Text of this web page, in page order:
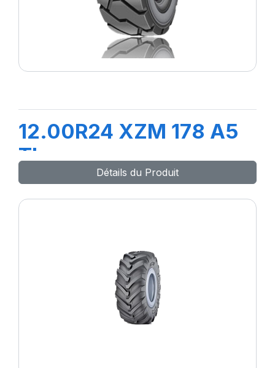
12.00R24 XZM 178 A5
TL
Détails du Produit